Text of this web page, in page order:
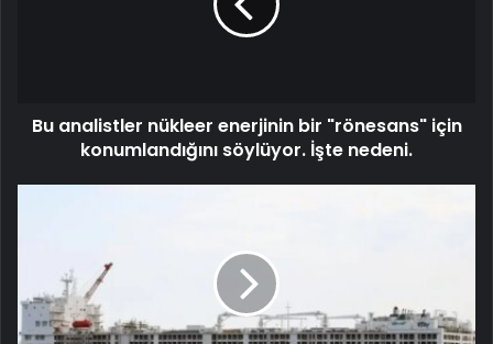
Bu analistler nükleer enerjinin bir "rönesans" için
konumlandığını söylüyor. İşte nedeni.